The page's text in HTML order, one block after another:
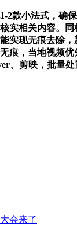
款小法式，确保
实相关内容。
实现无痕去除
痕，当地视频
、剪映，批量
会来了